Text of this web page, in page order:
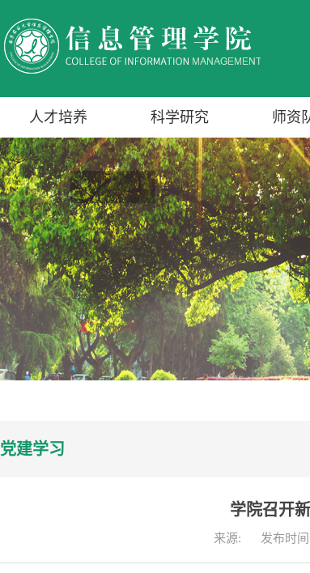
人才培养 科学研究 师资
党建学习
学院召开
来源: 发布时